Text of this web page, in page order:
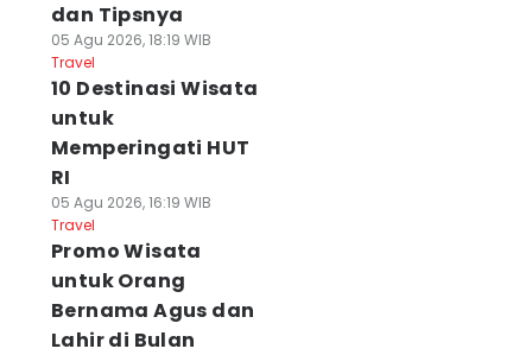
dan Tipsnya
05 Agu 2026, 18:19 WIB
Travel
10 Destinasi Wisata
untuk
Memperingati HUT
RI
05 Agu 2026, 16:19 WIB
Travel
Promo Wisata
untuk Orang
Bernama Agus dan
Lahir di Bulan